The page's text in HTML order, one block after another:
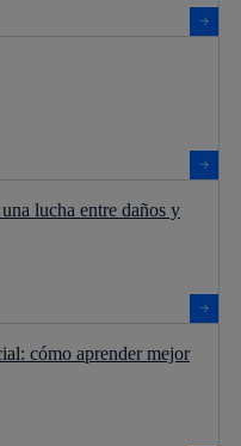
lucha entre daños y
cómo aprender mejor